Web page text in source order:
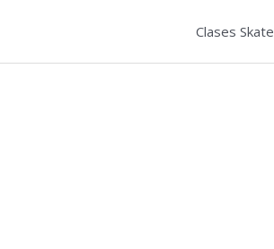
Clases Skate